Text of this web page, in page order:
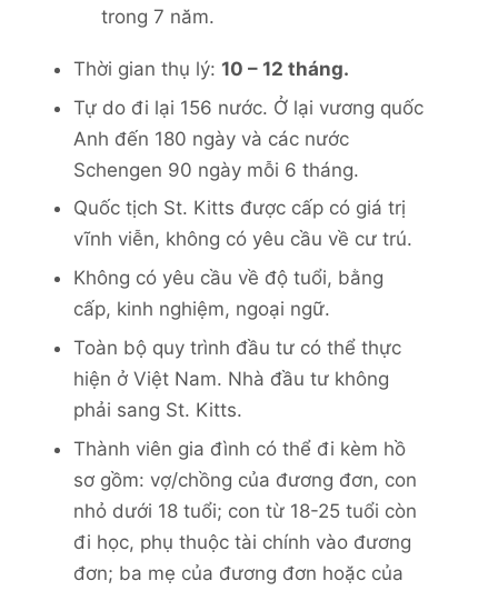
trong 7 năm.
Thời gian thụ lý: 10 – 12 tháng.
Tự do đi lại 156 nước. Ở lại vương quốc
Anh đến 180 ngày và các nước
Schengen 90 ngày mỗi 6 tháng.
Quốc tịch St. Kitts được cấp có giá trị
vĩnh viễn, không có yêu cầu về cư trú.
Không có yêu cầu về độ tuổi, bằng
cấp, kinh nghiệm, ngoại ngữ.
Toàn bộ quy trình đầu tư có thể thực
hiện ở Việt Nam. Nhà đầu tư không
phải sang St. Kitts.
Thành viên gia đình có thể đi kèm hồ
sơ gồm: vợ/chồng của đương đơn, con
nhỏ dưới 18 tuổi; con từ 18-25 tuổi còn
đi học, phụ thuộc tài chính vào đương
đơn; ba mẹ của đương đơn hoặc của